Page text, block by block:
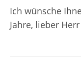
Ich wünsche
Jahre, lieber